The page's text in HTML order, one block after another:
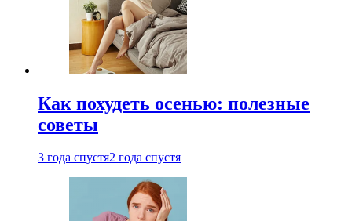
Как похудеть осенью: полезные
советы
3 года спустя2 года спустя